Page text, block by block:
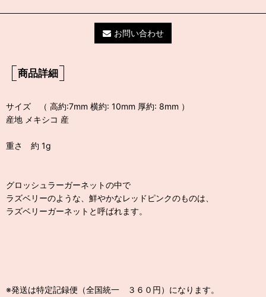
お問い合わせ
商品詳細
サイズ （ 高約:7mm 横約: 10mm 厚約: 8mm ）
産地 メキシコ 産
重さ 約 1g
グロッシュラーガーネットの中で
ラズベリーのような、鮮やかなレッドピンクのものは、
ラズベリーガーネットと呼ばれます。
※発送は特定記録便（全国統一 ３６０円）になります。